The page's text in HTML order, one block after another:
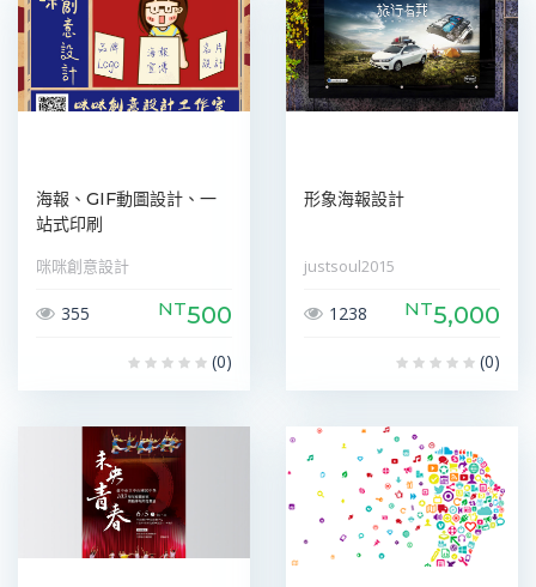
海報、GIF動圖設計、一
站式印刷
咪咪創意設計
355 NT500
(0)
形象海報設計
justsoul2015
1238 NT5,000
(0)